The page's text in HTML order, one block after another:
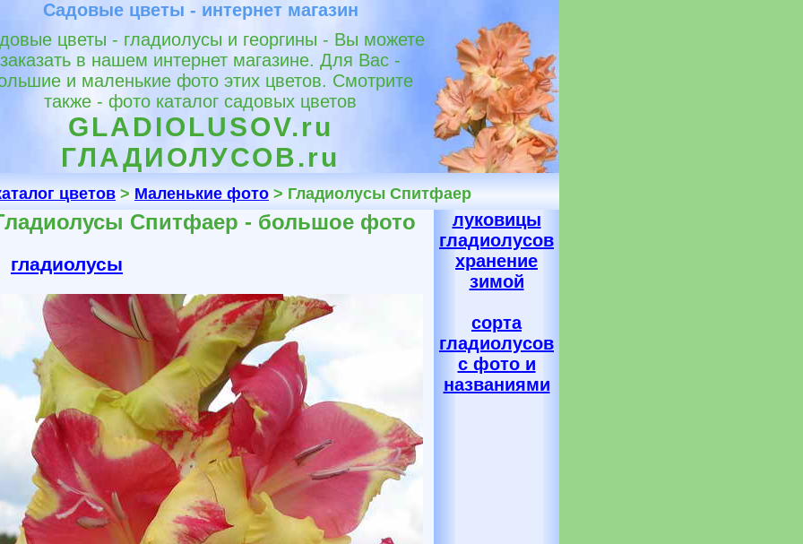
Садовые цветы - интернет магазин
цветы - гладиолусы и георгины - Вы можете
заказать в нашем интернет магазине. Для Вас -
и маленькие фото этих цветов. Смотрите
также - фото каталог садовых цветов
GLADIOLUSOV.ru
ГЛАДИОЛУСОВ.ru
цветов > Маленькие фото > Гладиолусы Спитфаер
Спитфаер - большое фото
гладиолусы
луковицы
гладиолусов
хранение
зимой
сорта
гладиолусов
с фото и
названиями